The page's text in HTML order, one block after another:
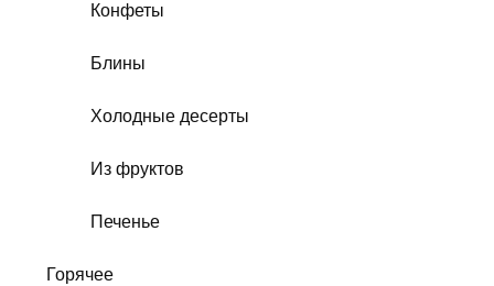
Конфеты
Блины
Холодные десерты
Из фруктов
Печенье
Горячее